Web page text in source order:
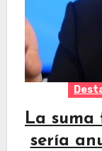
La suma
sería